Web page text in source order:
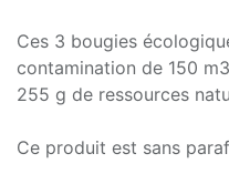
Ces 3 bougies
contamination de 150
255 g de ressources
Ce produit est sans